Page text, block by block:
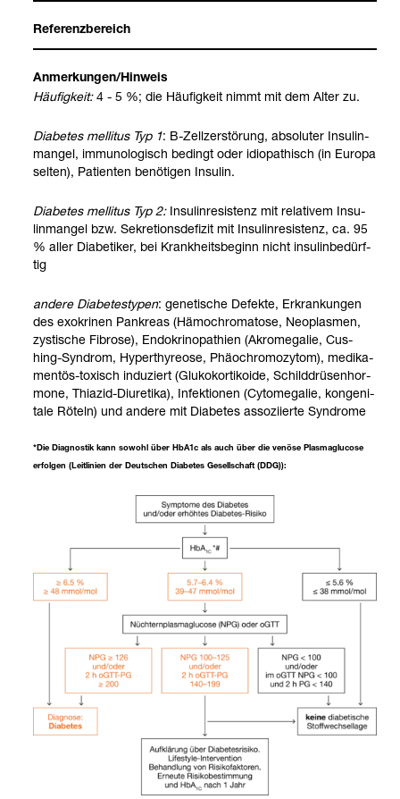
Refe­renz­be­reich
Anmer­kun­gen/Hin­weis
Häu­fig­keit:4 - 5 %; die Häu­fig­keit nimmt mit dem Alter zu.
Dia­be­tes mel­li­tus Typ 1: B-​Zell­zer­stö­rung, abso­lu­ter Insu­lin­
man­gel, immu­no­lo­gisch bedingt oder idio­pa­thisch (in Europa
sel­ten), Pati­en­ten benö­ti­gen Insu­lin.
Dia­be­tes mel­li­tus Typ 2:Insu­lin­re­sis­tenz mit rela­ti­vem Insu­
lin­man­gel bzw. Sekre­ti­ons­de­fi­zit mit Insu­lin­re­sis­tenz, ca. 95
% aller Dia­be­ti­ker, bei Krank­heits­be­ginn nicht insu­lin­be­dürf­
tig
andere Dia­be­tes­ty­pen: gene­ti­sche Defekte, Erkran­kun­gen
des exo­kri­nen Pan­kreas (Hämochro­ma­tose, Neo­plas­men,
zys­ti­sche Fibrose), Endo­kri­no­pa­thien (Akro­me­ga­lie, Cus­
hing-​Syn­drom, Hyper­thy­reose, Phäo­ch­ro­mo­zy­tom), medi­ka­
men­tös-​toxisch indu­ziert (Glu­ko­kor­ti­ko­ide, Schild­drü­sen­hor­
mone, Thia­zid-​Diure­tika), Infek­tio­nen (Cyto­me­ga­lie, kon­ge­ni­
tale Röteln) und andere mit Dia­be­tes asso­zi­ierte Syn­drome
*Die Dia­gnos­tik kann sowohl über HbA1c als auch über die venöse Plas­ma­glu­cose
erfol­gen (Leit­li­nien der Deut­schen Dia­be­tes Gesell­schaft (DDG)):